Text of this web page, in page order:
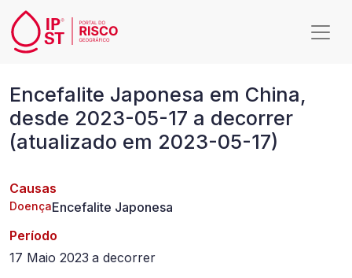
Passar para o conteúdo principal
Japonesa
em
China,
desde
2023-
05-
17
Encefalite Japonesa em China,
desde 2023-05-17 a decorrer
(atualizado em 2023-05-17)
Causas
DoençaEncefalite Japonesa
Período
17 Maio 2023 a decorrer